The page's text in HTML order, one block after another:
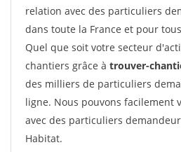
relation avec des particuliers
dans toute la France et pour
Quel que soit votre secteur
chantiers grâce à trouver-
des milliers de particuliers
ligne. Nous pouvons facilement
avec des particuliers
Habitat.